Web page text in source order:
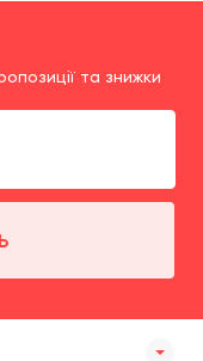
та знижки